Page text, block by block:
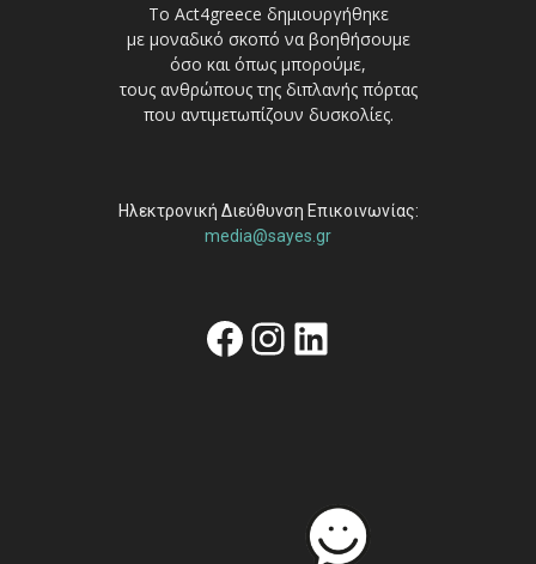
Το Act4greece δημιουργήθηκε
με μοναδικό σκοπό να βοηθήσουμε
όσο και όπως μπορούμε,
τους ανθρώπους της διπλανής πόρτας
που αντιμετωπίζουν δυσκολίες.
Ηλεκτρονική Διεύθυνση Επικοινωνίας:
media@sayes.gr
Facebook
Instagram
Linkedin